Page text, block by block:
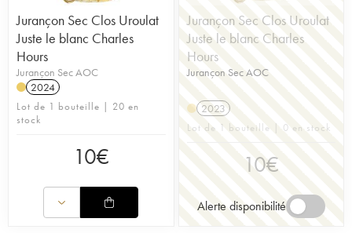
Jurançon Sec Clos Uroulat
Juste le blanc Charles
Hours
Jurançon Sec AOC
2024
Lot de 1 bouteille | 20 en
stock
10€
Jurançon Sec Clos Uroulat
Juste le blanc Charles
Hours
Jurançon Sec AOC
2023
Lot de 1 bouteille | 0 en stock
10€
Alerte disponibilité